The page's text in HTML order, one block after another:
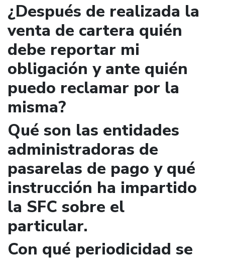
¿Después de realizada la
venta de cartera quién
debe reportar mi
obligación y ante quién
puedo reclamar por la
misma?
Qué son las entidades
administradoras de
pasarelas de pago y qué
instrucción ha impartido
la SFC sobre el
particular.
Con qué periodicidad se